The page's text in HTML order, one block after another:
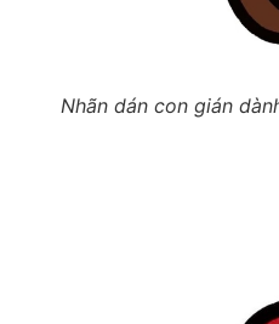
Nhãn dán con gián